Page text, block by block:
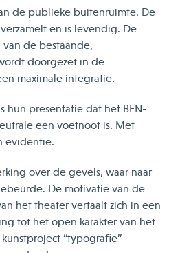
de publieke buitenruimte. De
en is levendig. De
van de bestaande,
doorgezet in de
maximale integratie.
hun presentatie dat het BEN-
een voetnoot is. Met
evidentie.
over de gevels, waar naar
De motivatie van de
het theater vertaalt zich in een
tot het open karakter van het
“typografie”